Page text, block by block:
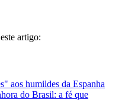
artigo:
aos humildes da Espanha
do Brasil: a fé que